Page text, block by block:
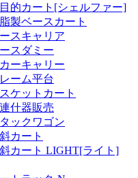
的カート[シェルファー]
製ベースカート
スキャリア
スダミー
ーキャリー
ーム平台
ケットカート
什器販売
ックワゴン
カート
カート LIGHT[ライト]